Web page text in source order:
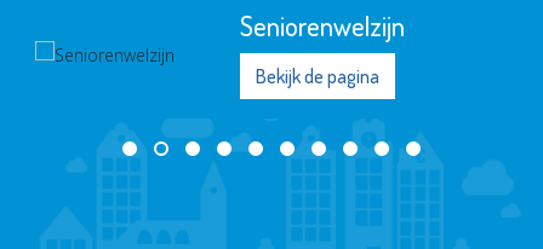
Seniorenwelzijn
Bekijk de pagina